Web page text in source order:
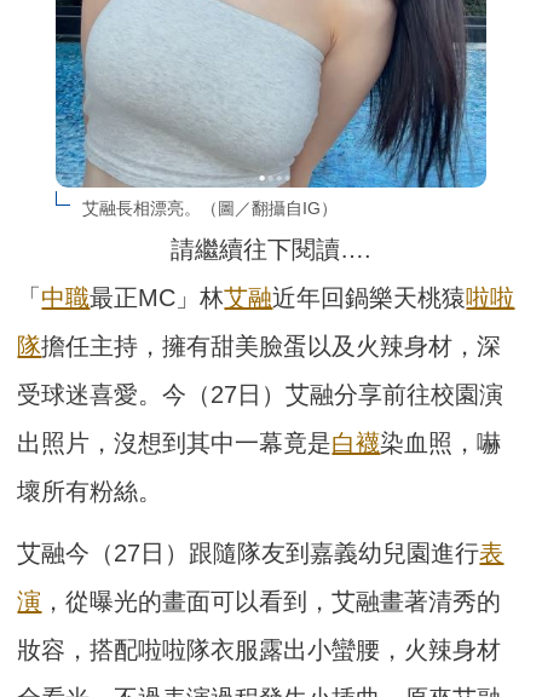
艾融長相漂亮。（圖／翻攝自IG）
請繼續往下閱讀….
「中職最正MC」林艾融近年回鍋樂天桃猿啦啦
隊擔任主持，擁有甜美臉蛋以及火辣身材，深
受球迷喜愛。今（27日）艾融分享前往校園演
出照片，沒想到其中一幕竟是白襪染血照，嚇
壞所有粉絲。
艾融今（27日）跟隨隊友到嘉義幼兒園進行表
演 ，從曝光的畫面可以看到，艾融畫著清秀的
妝容，搭配啦啦隊衣服露出小蠻腰，火辣身材